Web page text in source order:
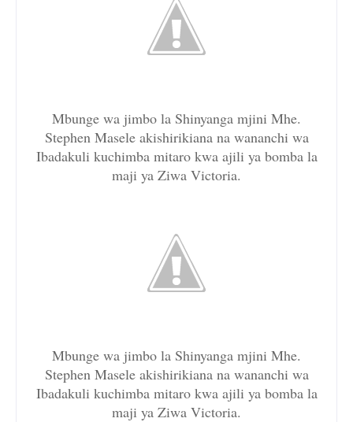
Mbunge wa jimbo la Shinyanga mjini Mhe.
Stephen Masele akishirikiana na wananchi wa
Ibadakuli kuchimba mitaro kwa ajili ya bomba la
maji ya Ziwa Victoria.
Mbunge wa jimbo la Shinyanga mjini Mhe.
Stephen Masele akishirikiana na wananchi wa
Ibadakuli kuchimba mitaro kwa ajili ya bomba la
maji ya Ziwa Victoria.